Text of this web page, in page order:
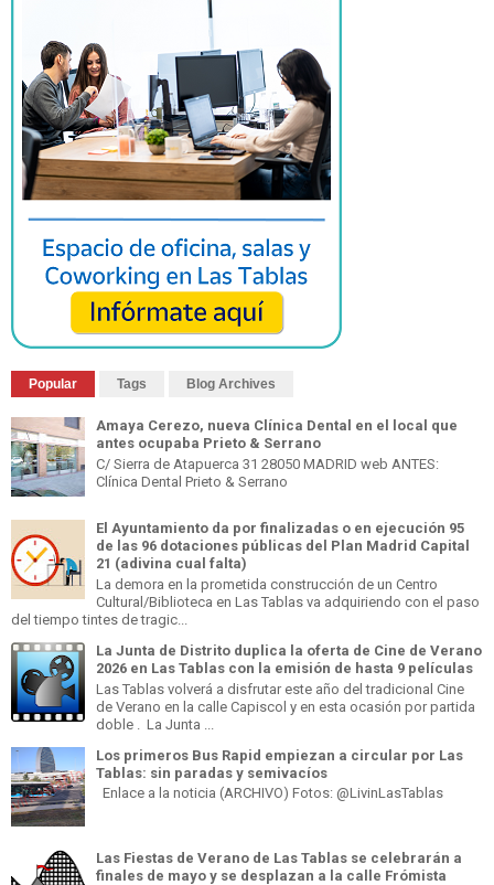
Popular Tags Blog Archives
Amaya Cerezo, nueva Clínica Dental en el local que
antes ocupaba Prieto & Serrano
C/ Sierra de Atapuerca 31 28050 MADRID web ANTES:
Clínica Dental Prieto & Serrano
El Ayuntamiento da por finalizadas o en ejecución 95
de las 96 dotaciones públicas del Plan Madrid Capital
21 (adivina cual falta)
La demora en la prometida construcción de un Centro
Cultural/Biblioteca en Las Tablas va adquiriendo con el paso
del tiempo tintes de tragic...
La Junta de Distrito duplica la oferta de Cine de Verano
2026 en Las Tablas con la emisión de hasta 9 películas
Las Tablas volverá a disfrutar este año del tradicional Cine
de Verano en la calle Capiscol y en esta ocasión por partida
doble . La Junta ...
Los primeros Bus Rapid empiezan a circular por Las
Tablas: sin paradas y semivacíos
Enlace a la noticia (ARCHIVO) Fotos: @LivinLasTablas
Las Fiestas de Verano de Las Tablas se celebrarán a
finales de mayo y se desplazan a la calle Frómista